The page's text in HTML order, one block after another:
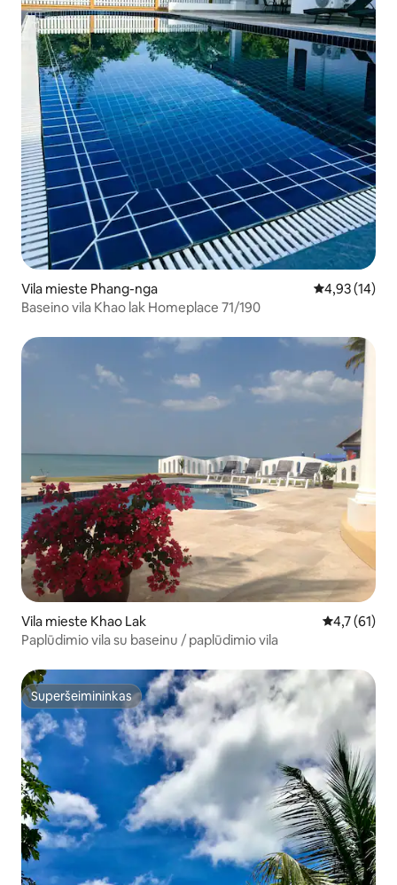
Vila mieste Phang-nga Vidutinis
4,93 (14)
Baseino vila Khao lak Homeplace 71/190
Vila mieste Khao Lak Vidutinis
4,7 (61)
Paplūdimio vila su baseinu / paplūdimio vila
Superšeimininkas
Superšeimininkas